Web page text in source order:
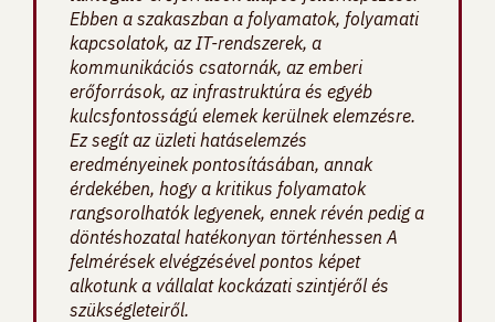
Ebben a szakaszban a folyamatok, folyamati
kapcsolatok, az IT-rendszerek, a
kommunikációs csatornák, az emberi
erőforrások, az infrastruktúra és egyéb
kulcsfontosságú elemek kerülnek elemzésre.
Ez segít az üzleti hatáselemzés
eredményeinek pontosításában, annak
érdekében, hogy a kritikus folyamatok
rangsorolhatók legyenek, ennek révén pedig a
döntéshozatal hatékonyan történhessen A
felmérések elvégzésével pontos képet
alkotunk a vállalat kockázati szintjéről és
szükségleteiről.